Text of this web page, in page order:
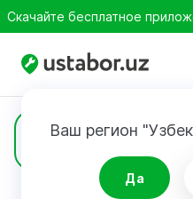
Скачайте бесплатное
Ваш регион
Да
Маляры - штукатуры